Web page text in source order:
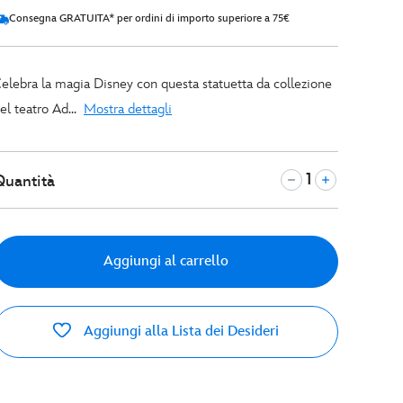
Consegna GRATUITA* per ordini di importo superiore a 75€
la magia Disney con questa statuetta da collezione
teatro Ad... Mostra dettagli
Aggiungi al carrello
Aggiungi alla Lista dei Desideri